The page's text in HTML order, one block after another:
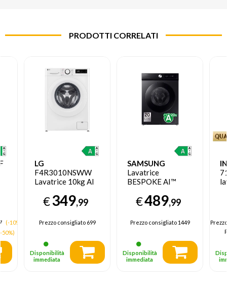
PRODOTTI CORRELATI
(-10%)
50%)
LG
F4R3010NSWW
Lavatrice 10kg AI
1400 giri,
Lavaggio a vapore
€349,99
Prezzo consigliato699
Disponibilità
immediata
SAMSUNG
Lavatrice
BESPOKE AI™
WW11DB7B94GBU3
€489,99
Prezzo consigliato1449
Disponibilità
immediata